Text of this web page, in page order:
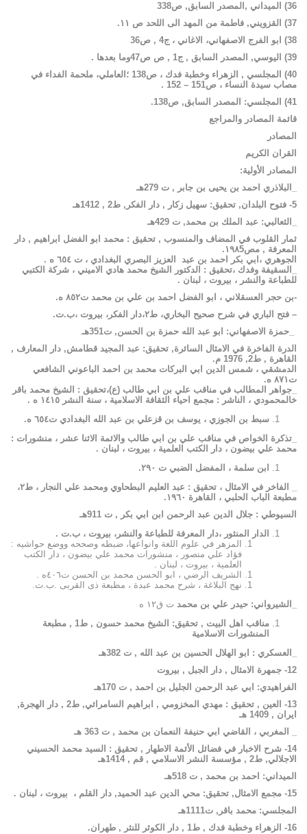
36
) الميداني , المصدر السابق, ص338
37
) القزويني, فاطمة من المهد الى اللحد ص ١١.
38
) ابو الفرج الاصفهاني، الاغاني ، ج4 , ص36
39
) اليوسي, المصدر السابق , ج1 , ص ص47وما بعدها .
40
) المجلسي , الزهراء وخطبة فدك ، ص138 ؛ العاملي، ملحمة الفداء في
مصاب سيدة النساء ، ص151 – 152 .
41
) المجلسي: المصدر السابق, ص138.
قائمة المصادر والمراجع
المصادر
القران الكريم
المصادر
الأولية:
_البلاذري احمد بن يحيى بن جابر , ت
هـ
5- فتوح البلدان, تحقيق: سهيل زكار , دار الفكر , ط2 , 1412
هـ
_الثعالبي: عبد الملك بن محمد, ت
هـ
ثمار
القلوب في المضاف والمنسوب , تحقيق : محمد ابو الفضل ابراهيم , دار
المعرفة , مص١٩٨5.
الجوهري ، ابي بكر احمد بن عبد العزيز البصري البغدادي ، ت ٦٥٤ ه .
_السقيفة وفدك ،تحقيق : الدكتور الشيخ محمد هادي الاميني ، شركة الكتبي
للطباعة والنشر ، بيروت ، لبنان .
-بن حجر العسقلاني ، ابو الفضل احمد بن علي بن محمد ت٨٥٢ ه.
– فتح الباري في شرح صحيح البخاري، ط٢،دار الفكر، بيروت ،ب.ت.
حمزة الاصفهاني: ابو عبد الله حمزة بن الحسن, ت351هـ
الدرة الفاخرة في الامثال السائرة, تحقيق: عبد المجيد قطامش, دار المعارف ,
القاهرة , ط2, 1976 م.
الدمشقي ، شمس الدين ابي البركات محمد بن احمد الباعوني الشافعي
ت٨٧١ ه.
_جواهر المطالب في مناقب علي بن ابي طالب (ع)،تحقيق : الشيخ محمد باقر
خالمحمودي ، الناشر : مجمع احياء الثقافة الاسلامية ، سنة النشر ١٤١٥ ه .
سبط بن الجوزي ، يوسف بن قزعلي بن عبد الله البغدادي ت٦٥٤ ه.
_تذكرة الخواص في مناقب علي بن ابي طالب والائمة الاثنا عشر ، منشورات :
محمد علي بيضون ، دار الكتب العلمية ، بيروت ، لبنان .
ابن سلمة ، المفضل الضبي ت ٢٩٠.
_ الفاخر في الامثال ، تحقيق : عبد العليم البطحاوي ومحمد علي النجار ، ط٢،
مطبعة الباب الحلبي ، القاهرة ١٩٦٠.
السيوطي : جلال الدين عبد الرحمن ابن ابي بكر , ت
هـ
الدار
المنثور ،دار المعرفة للطباعة والنشر، بيروت ، ب.ت .
المزهر في علوم اللغة وانواعها، ضبطه وصححه ووضع حواشيه :
فؤاد علي منصور ، منشورات محمد علي بيضون ، دار الكتب
العلمية ، بيروت ، لبنان .
الشريف الرضي ، ابو الحسن محمد بن الحسن ت٤٠٦ه .
نهج البلاغة ، شرح محمد عبدة ، مطبعة ذى القربى .ب.ت.
_الشيرواني: حيدر علي بن محمد ت ق١٢ ه
مناقب اهل البيت , تحقيق: الشيخ محمد حسون , ط1 ,
مطبعة
المنشورات الاسلامية
_العسكري : ابو الهلال الحسين بن عبد الله , ت
هـ
12- جمهرة الامثال , دار الجبل , بيروت
الفراهيدي: ابي عبد الرحمن الجليل بن احمد , ت
هـ
13-
العين , تحقيق : مهدي المخزومي , ابراهيم السامرائي, ط2 , دار الهجرة,
ايران , 1409
هـ
المغربي ، القاضي ابي حنيفة النعمان بن محمد , ت
هـ
14- شرح الاخبار في فضائل الأئمة الاطهار , تحقيق : السيد محمد الحسيني
الاجلالي, ط2 , مؤسسة النشر الاسلامي , قم , 1414
هـ
الميداني: احمد بن محمد , ت
هـ
15- مجمع الامثال, تحقيق: محي الدين عبد الحميد, دار القلم ، بيروت ، لبنان .
المجلسي: محمد باقر , ت1111هـ
16-
الزهراء وخطبة فدك , ط1 , دار الكوثر للنثر , طهران.